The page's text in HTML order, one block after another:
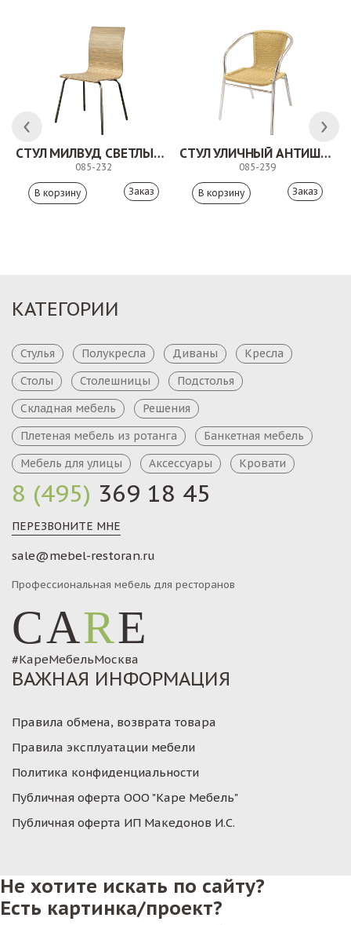
СТУЛ МИЛВУД СВЕТЛЫЙ ШЕЛК
085-232
Заказ
СТУЛ УЛИЧНЫЙ АНТИШОН
085-239
Заказ
8 (495) 369 18 45
ПЕРЕЗВОНИТЕ МНЕ
sale@mebel-restoran.ru
Профессиональная мебель для ресторанов
CARE
#КареМебельМосква
КАТЕГОРИИ
Стулья Полукресла Диваны
Кресла
Столы
Столешницы
Подстолья
Складная мебель
Решения
Плетеная мебель из ротанга
Банкетная мебель
Мебель для улицы
Аксессуары Кровати
ВАЖНАЯ ИНФОРМАЦИЯ
Правила обмена, возврата товара
Правила эксплуатации мебели
Политика конфиденциальности
Публичная оферта ООО "Каре Мебель"
Публичная оферта ИП Македонов И.С.
Не хотите искать по сайту?
Есть картинка/проект?